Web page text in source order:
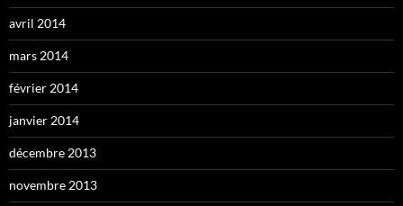
avril 2014
mars 2014
février 2014
janvier 2014
décembre 2013
novembre 2013